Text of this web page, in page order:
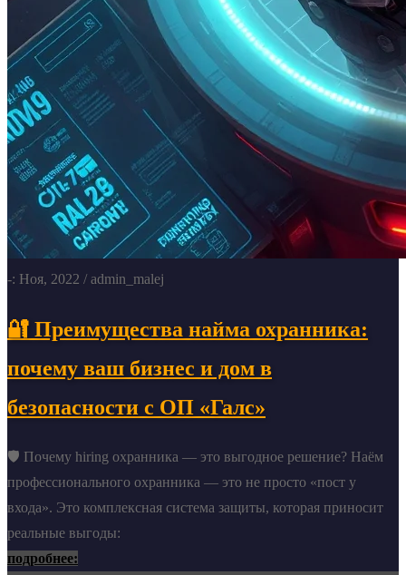
-: Ноя, 2022 / admin_malej
🔐 Преимущества найма охранника:
почему ваш бизнес и дом в
безопасности с ОП «Галс»
🛡️ Почему hiring охранника — это выгодное решение? Наём
профессионального охранника — это не просто «пост у
входа». Это комплексная система защиты, которая приносит
реальные выгоды:
подробнее: